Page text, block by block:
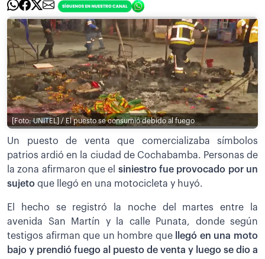
[Foto: UNITEL] / El puesto se consumió debido al fuego
Un puesto de venta que comercializaba símbolos
patrios ardió en la ciudad de Cochabamba. Personas de
la zona afirmaron que el siniestro fue provocado por un
sujeto que llegó en una motocicleta y huyó.
El hecho se registró la noche del martes entre la
avenida San Martín y la calle Punata, donde según
testigos afirman que un hombre que
llegó en una moto
bajo y prendió fuego al puesto de venta y luego se dio a